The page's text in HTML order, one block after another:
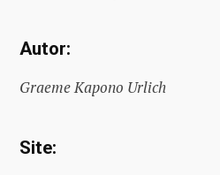
Autor:
Graeme Kapono Urlich
Site: